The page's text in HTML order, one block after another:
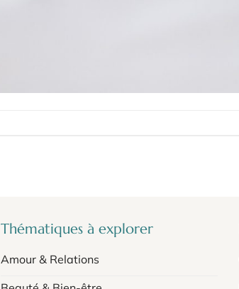
Thématiques à explorer
Amour & Relations